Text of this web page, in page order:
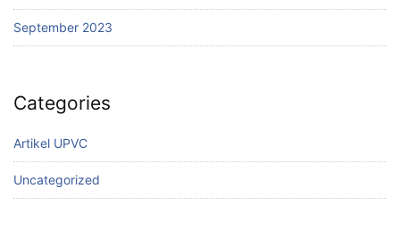
September 2023
Categories
Artikel UPVC
Uncategorized